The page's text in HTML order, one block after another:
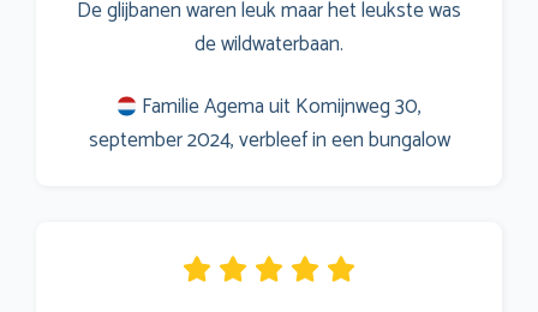
De glijbanen waren leuk maar het leukste was
de wildwaterbaan.
Familie Agema uit Komijnweg 30,
september 2024, verbleef in een bungalow